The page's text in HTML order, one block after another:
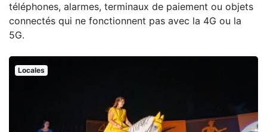
téléphones, alarmes, terminaux de paiement ou objets
connectés qui ne fonctionnent pas avec la 4G ou la
5G.
Locales